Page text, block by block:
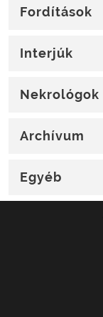
Fordítások
Interjúk
Nekrológok
Archívum
Egyéb